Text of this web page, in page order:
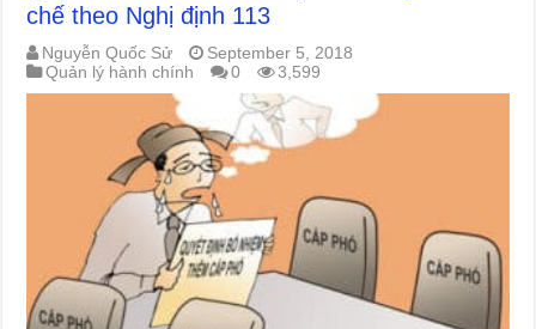
chế theo Nghị định 113
Nguyễn Quốc Sử
September 5, 2018
Quản lý hành chính
0 3,599